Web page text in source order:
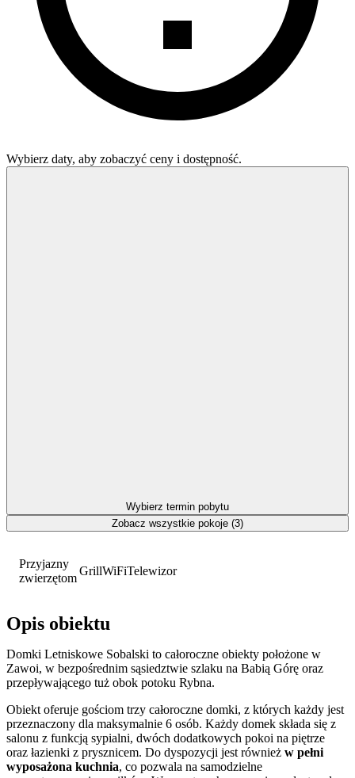
Przyjazny
zwierzętom
GrillWiFiTelewizor
Opis obiektu
Domki Letniskowe Sobalski to całoroczne obiekty położone w
Zawoi, w bezpośrednim sąsiedztwie szlaku na Babią Górę oraz
przepływającego tuż obok potoku Rybna.
Obiekt oferuje gościom trzy całoroczne domki, z których każdy jest
przeznaczony dla maksymalnie 6 osób. Każdy domek składa się z
salonu z funkcją sypialni, dwóch dodatkowych pokoi na piętrze
oraz łazienki z prysznicem. Do dyspozycji jest również w pełni
wyposażona kuchnia, co pozwala na samodzielne
Wybierz daty, aby zobaczyć ceny i dostępność.
Wybierz termin pobytu
Zobacz wszystkie pokoje (3)